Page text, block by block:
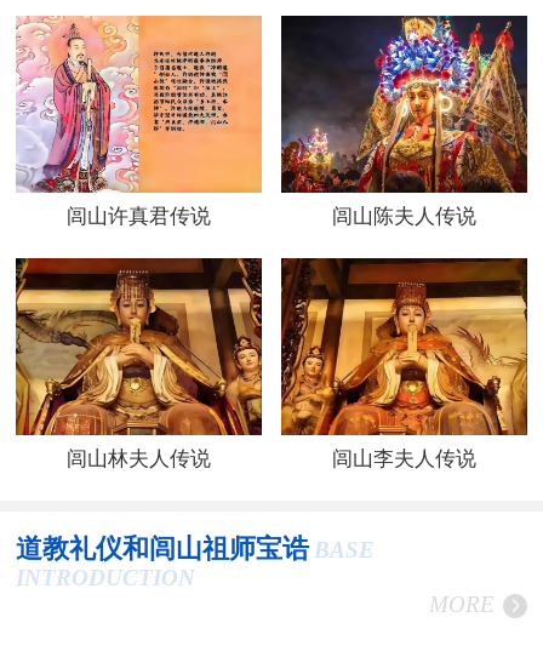
闾山许真君传说 闾山陈夫人传说
闾山林夫人传说 闾山李夫人传说
道教礼仪和闾山祖师宝诰 BASE
INTRODUCTION
MORE